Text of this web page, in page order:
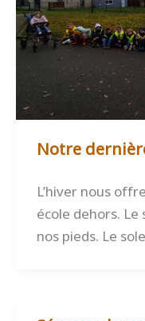
Notre
L’hiver nous
école dehors. Le
nos pieds. Le